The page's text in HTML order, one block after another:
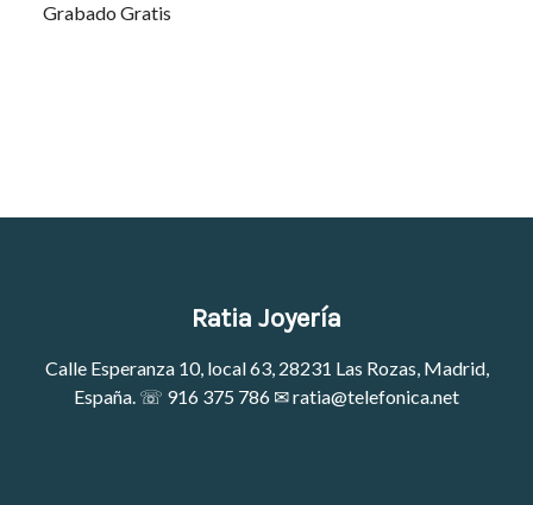
Grabado Gratis
Ratia Joyería
Calle Esperanza 10, local 63, 28231 Las Rozas, Madrid,
España. ☏ 916 375 786 ✉ratia@telefonica.net